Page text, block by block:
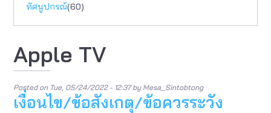
ทัศนูปกรณ์(60)
Apple TV
Posted on Tue, 05/24/2022 - 12:37by Mesa_Sintobtong
เงื่อนไข/ข้อสังเกตุ/ข้อควรระวัง